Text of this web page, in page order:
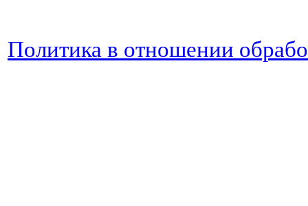
Политика в отношении